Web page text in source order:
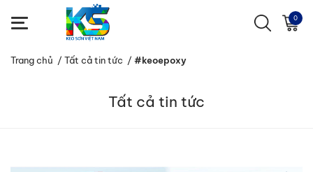
0
Trang chủ / Tất cả tin tức / #keoepoxy
Tất cả tin tức